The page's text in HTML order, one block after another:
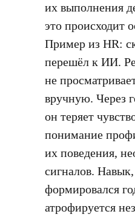
их выполнения
это происходит
Пример из HR:
перешёл к ИИ.
не
вручную. Через
он теряет
понимание
их поведения,
сигналов.
формировался
атрофируется